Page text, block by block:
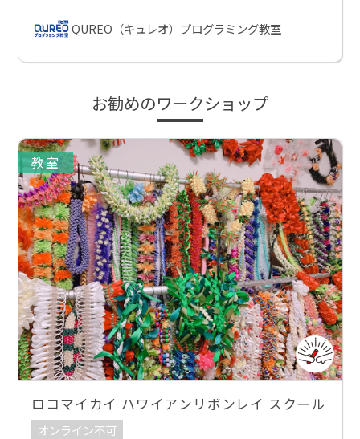
QUREO（キュレオ）プログラミング教室
お勧めのワークショップ
教室
ロコマイカイ ハワイアンリボンレイ スクール
オンライン不可